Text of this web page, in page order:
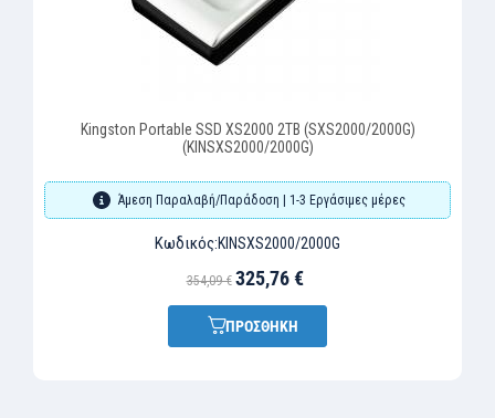
Kingston Portable SSD XS2000 2TB (SXS2000/2000G)
(KINSXS2000/2000G)
Άμεση Παραλαβή/Παράδοση | 1-3 Εργάσιμες μέρες
Κωδικός:KINSXS2000/2000G
354,09 € 325,76 €
ΠΡΟΣΘΗΚΗ